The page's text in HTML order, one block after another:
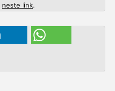
neste link.